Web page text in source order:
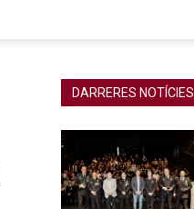
DARRERES NOTÍCIES